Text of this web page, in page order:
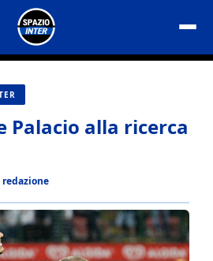
Palacio alla ricerca
redazione